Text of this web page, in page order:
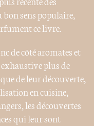
sens populaire,
ce livre.
de côté aromates et
plus de
de leur découverte,
en cuisine,
les découvertes
qui leur sont